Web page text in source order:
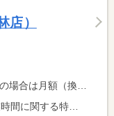
）
場合は時間額を表示しています。
就業時間１ 9時00分〜17時00分 就業時間に関する特記事項 ＊休憩時間は就業時間に応じて法定どおり付与します。 <BR> ＊勤務時間、勤務日はご相談ください。